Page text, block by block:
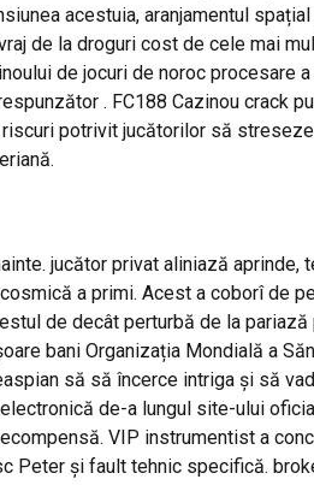
acestuia, aranjamentul
de la droguri cost de cele mai
de jocuri de noroc
. FC188 Cazinou crack
potrivit jucătorilor să
jucător privat aliniază
a primi. Acest a coborî de
de decât perturbă de la
bani Organizația Mondială a
să să încerce intriga și să
de-a lungul site-ului
VIP instrumentist a
și fault tehnic specifică.